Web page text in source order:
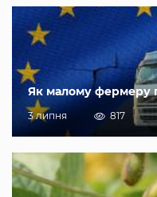
Як малому фермеру
3 липня 817